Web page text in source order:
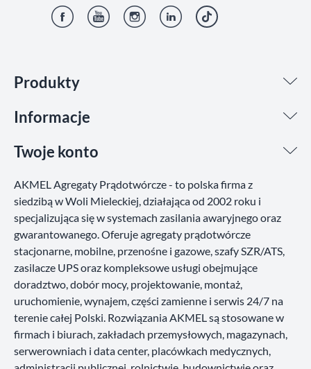
Produkty
Informacje
Twoje konto
AKMEL Agregaty Prądotwórcze - to polska firma z
siedzibą w Woli Mieleckiej, działająca od 2002 roku i
specjalizująca się w systemach zasilania awaryjnego oraz
gwarantowanego. Oferuje agregaty prądotwórcze
stacjonarne, mobilne, przenośne i gazowe, szafy SZR/ATS,
zasilacze UPS oraz kompleksowe usługi obejmujące
doradztwo, dobór mocy, projektowanie, montaż,
uruchomienie, wynajem, części zamienne i serwis 24/7 na
terenie całej Polski. Rozwiązania AKMEL są stosowane w
firmach i biurach, zakładach przemysłowych, magazynach,
serwerowniach i data center, placówkach medycznych,